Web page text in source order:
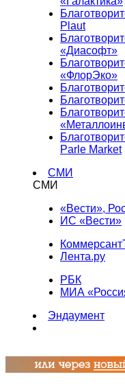
Plaut
«Диасофт»
«ФлорЭко»
Parle Market
СМИ
СМИ
«Вести»,
ИС «Вести»
Лента.ру
РБК
МИА
Эндаумент